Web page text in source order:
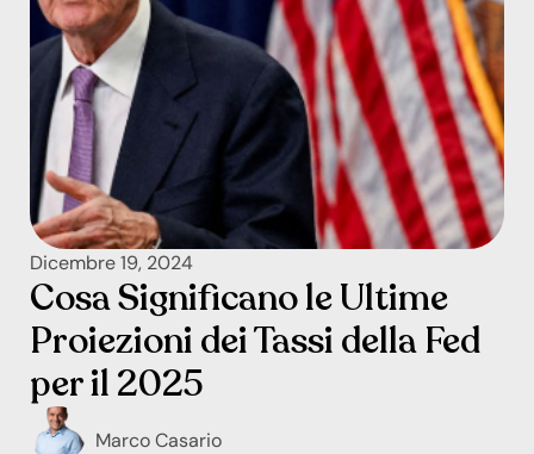
Dicembre 19, 2024
Cosa Significano le Ultime
Proiezioni dei Tassi della Fed
per il 2025
Marco Casario